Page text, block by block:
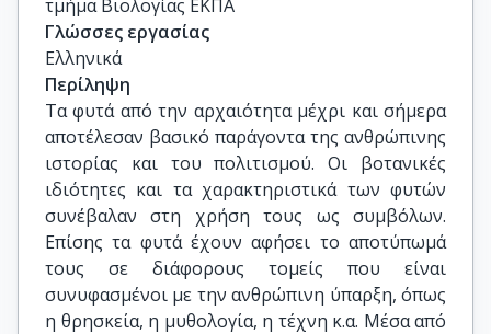
τμήμα Βιολογίας ΕΚΠΑ
Γλώσσες εργασίας
Ελληνικά
Περίληψη
Τα φυτά από την αρχαιότητα μέχρι και σήμερα
αποτέλεσαν βασικό παράγοντα της ανθρώπινης
ιστορίας και του πολιτισμού. Οι βοτανικές
ιδιότητες και τα χαρακτηριστικά των φυτών
συνέβαλαν στη χρήση τους ως συμβόλων.
Επίσης τα φυτά έχουν αφήσει το αποτύπωμά
τους σε διάφορους τομείς που είναι
συνυφασμένοι με την ανθρώπινη ύπαρξη, όπως
η θρησκεία, η μυθολογία, η τέχνη κ.α. Μέσα από